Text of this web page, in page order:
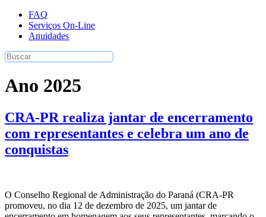
FAQ
Serviços On-Line
Anuidades
Ano 2025
CRA-PR realiza jantar de encerramento
com representantes e celebra um ano de
conquistas
O Conselho Regional de Administração do Paraná (CRA-PR
promoveu, no dia 12 de dezembro de 2025, um jantar de